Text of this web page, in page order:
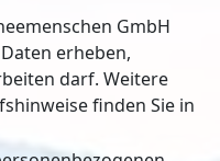
GmbH
erheben,
finden Sie in